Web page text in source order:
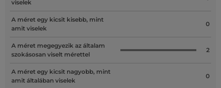
viselek
A méret egy kicsit kisebb, mint
amit viselek
0
A méret megegyezik az általam
szokásosan viselt mérettel
2
A méret egy kicsit nagyobb, mint
amit általában viselek
0